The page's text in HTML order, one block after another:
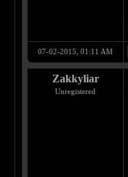
07-02-2015, 01:11 AM
Zakkyliar
Unregistered